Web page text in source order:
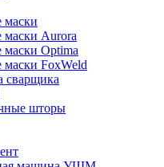
маски
Aurora
Optima
FoxWeld
сварщика
шторы